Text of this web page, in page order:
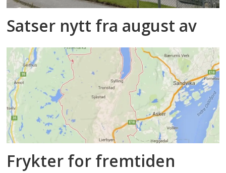
Satser nytt fra august av
Frykter for fremtiden